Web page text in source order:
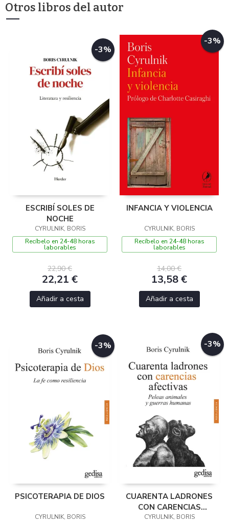
Otros libros del autor
-3%
ESCRIBÍ SOLES DE
NOCHE
CYRULNIK, BORIS
Recíbelo en 24-48 horas
laborables
22,90 €
22,21 €
Añadir a cesta
-3%
INFANCIA Y VIOLENCIA
CYRULNIK, BORIS
Recíbelo en 24-48 horas
laborables
14,00 €
13,58 €
Añadir a cesta
-3%
PSICOTERAPIA DE DIOS
CYRULNIK, BORIS
-3%
CUARENTA LADRONES
CON CARENCIAS
AFECTIVAS
CYRULNIK, BORIS